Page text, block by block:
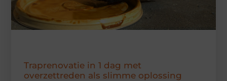
Traprenovatie in 1 dag met
overzettreden als slimme oplossing